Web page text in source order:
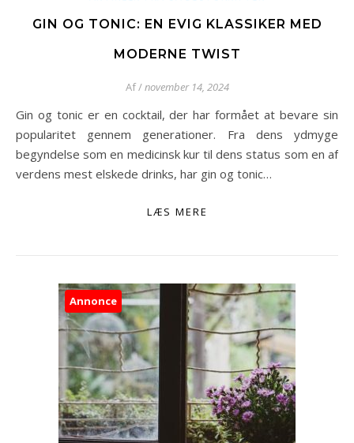
GIN OG TONIC: EN EVIG KLASSIKER MED
MODERNE TWIST
Af/november 14, 2024
Gin og tonic er en cocktail, der har formået at bevare sin
popularitet gennem generationer. Fra dens ydmyge
begyndelse som en medicinsk kur til dens status som en af
verdens mest elskede drinks, har gin og tonic…
LÆS MERE
Annonce